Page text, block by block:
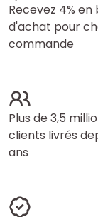
Recevez 4% en
d'achat pour
commande
Plus de 3,5
clients livrés
ans